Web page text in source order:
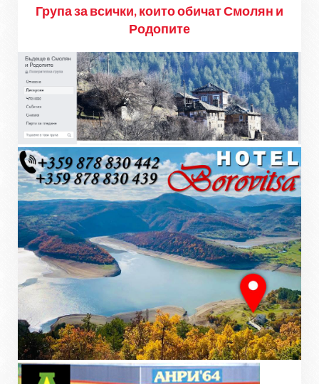
Група за всички, които обичат Смолян и
Родопите